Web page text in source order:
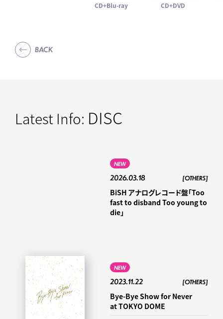
CD+Blu-ray CD+DVD
BACK
Latest Info: DISC
NEW
2026.03.18 [OTHERS]
BiSH アナログレコード盤「Too
fast to disband Too young to
die」
NEW
2023.11.22 [OTHERS]
Bye-Bye Show for Never
at TOKYO DOME